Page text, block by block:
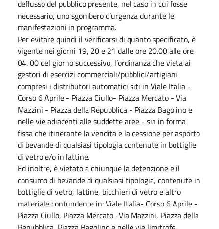
deflusso del pubblico presente, nel caso in cui fosse
necessario, uno sgombero d’urgenza durante le
manifestazioni in programma.
Per evitare quindi il verificarsi di quanto specificato, è
vigente nei giorni 19, 20 e 21 dalle ore 20.00 alle ore
04. 00 del giorno successivo, l’ordinanza che vieta ai
gestori di esercizi commerciali/pubblici/artigiani
compresi i distributori automatici siti in Viale Italia -
Corso 6 Aprile - Piazza Ciullo- Piazza Mercato - Via
Mazzini - Piazza della Repubblica - Piazza Bagolino e
nelle vie adiacenti alle suddette aree - sia in forma
fissa che itinerante la vendita e la cessione per asporto
di bevande di qualsiasi tipologia contenute in bottiglie
di vetro e/o in lattine.
Ed inoltre, è vietato a chiunque la detenzione e il
consumo di bevande di qualsiasi tipologia, contenute in
bottiglie di vetro, lattine, bicchieri di vetro e altro
materiale contundente in: Viale Italia- Corso 6 Aprile -
Piazza Ciullo, Piazza Mercato -Via Mazzini, Piazza della